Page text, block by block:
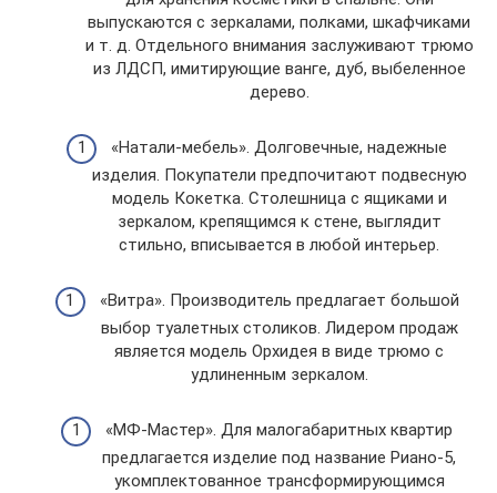
выпускаются с зеркалами, полками, шкафчиками
и т. д. Отдельного внимания заслуживают трюмо
из ЛДСП, имитирующие ванге, дуб, выбеленное
дерево.
«Натали-мебель». Долговечные, надежные
изделия. Покупатели предпочитают подвесную
модель Кокетка. Столешница с ящиками и
зеркалом, крепящимся к стене, выглядит
стильно, вписывается в любой интерьер.
«Витра». Производитель предлагает большой
выбор туалетных столиков. Лидером продаж
является модель Орхидея в виде трюмо с
удлиненным зеркалом.
«МФ-Мастер». Для малогабаритных квартир
предлагается изделие под название Риано-5,
укомплектованное трансформирующимся